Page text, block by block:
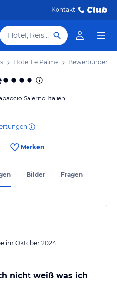
Kontakt
Hotel, Reiseziel
Hotel Le Palme Bewertungen
Salerno Italien
Merken
Bilder Fragen
im Oktober 2024
nicht weiß was ich